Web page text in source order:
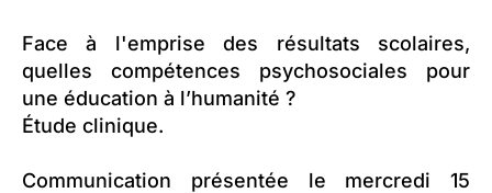
Face à l'emprise des résultats scolaires,
quelles
compétences psychosociales pour
une éducation à l’humanité ?
Étude clinique.
Communication présentée le mercredi 15